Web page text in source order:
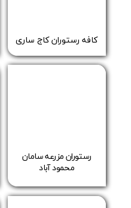
کافه رستوران کاج ساری
رستوران مزرعه سامان
​​​​​​​محمود آباد